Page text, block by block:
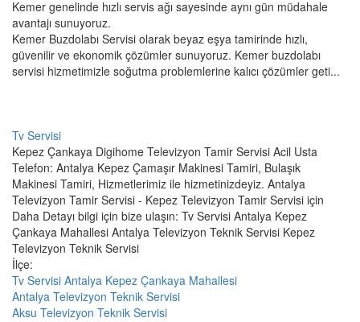
Kemer genelinde hızlı servis ağı sayesinde aynı gün müdahale
avantajı sunuyoruz.
Kemer Buzdolabı Servisi olarak beyaz eşya tamirinde hızlı,
güvenilir ve ekonomik çözümler sunuyoruz. Kemer buzdolabı
servisi hizmetimizle soğutma problemlerine kalıcı çözümler geti...
Tv Servisi
Kepez Çankaya Digihome Televizyon Tamir Servisi Acil Usta
Telefon: Antalya Kepez Çamaşır Makinesi Tamiri, Bulaşık
Makinesi Tamiri, Hizmetlerimiz ile hizmetinizdeyiz. Antalya
Televizyon Tamir Servisi - Kepez Televizyon Tamir Servisi için
Daha Detayı bilgi için bize ulaşın: Tv Servisi Antalya Kepez
Çankaya Mahallesi Antalya Televizyon Teknik Servisi Kepez
Televizyon Teknik Servisi
İlçe:
Tv Servisi Antalya Kepez Çankaya Mahallesi
Antalya Televizyon Teknik Servisi
Aksu Televizyon Teknik Servisi